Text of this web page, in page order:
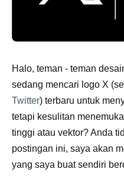
Halo, teman - teman
sedang mencari logo X
Twitter) terbaru untuk
tetapi kesulitan
tinggi atau vektor? Anda
postingan ini, saya akan
yang saya buat sendiri